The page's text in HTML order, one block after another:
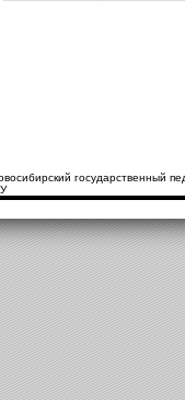
государственный